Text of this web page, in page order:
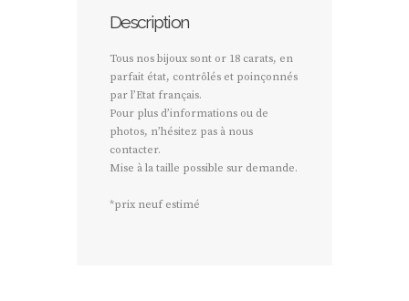
Description
Tous nos bijoux sont or 18 carats, en
parfait état, contrôlés et poinçonnés
par l’Etat français.
Pour plus d’informations ou de
photos, n’hésitez pas à nous
contacter.
Mise à la taille possible sur demande.
*prix neuf estimé